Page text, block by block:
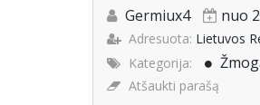
Germiux4 nuo
Adresuota: Lietuvos
Kategorija:
Atšaukti parašą